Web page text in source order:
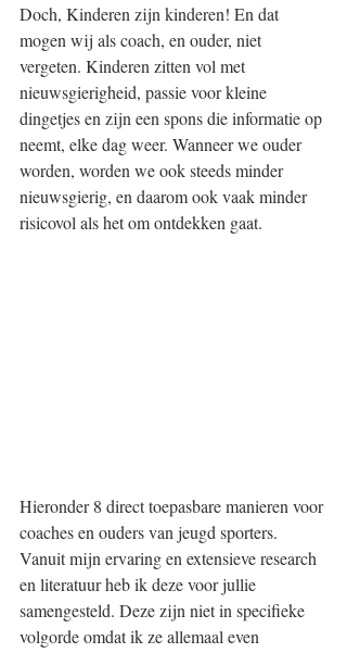
Doch, Kinderen zijn kinderen! En dat
mogen wij als coach, en ouder, niet
vergeten. Kinderen zitten vol met
nieuwsgierigheid, passie voor kleine
dingetjes en zijn een spons die informatie op
neemt, elke dag weer. Wanneer we ouder
worden, worden we ook steeds minder
nieuwsgierig, en daarom ook vaak minder
risicovol als het om ontdekken gaat.
Hieronder 8 direct toepasbare manieren voor
coaches en ouders van jeugd sporters.
Vanuit mijn ervaring en extensieve research
en literatuur heb ik deze voor jullie
samengesteld. Deze zijn niet in specifieke
volgorde omdat ik ze allemaal even